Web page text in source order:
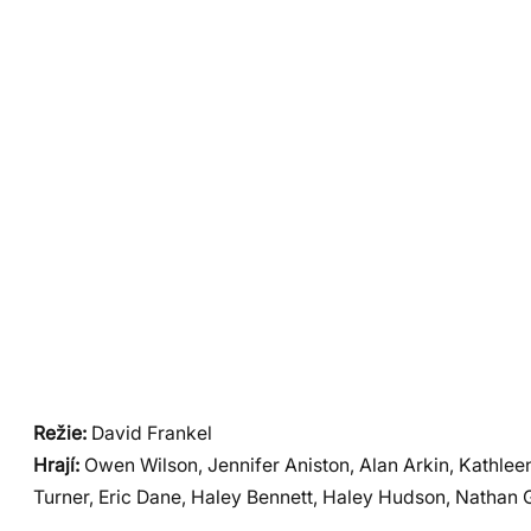
Režie: David Frankel
Hrají: Owen Wilson, Jennifer Aniston, Alan Arkin,
Turner, Eric Dane, Haley Bennett, Haley Hudson, Nathan